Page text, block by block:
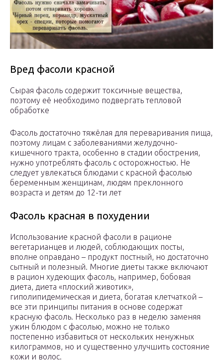
Вред фасоли красной
Сырая фасоль содержит токсичные вещества,
поэтому её необходимо подвергать тепловой
обработке
Фасоль достаточно тяжёлая для переваривания пища,
поэтому лицам с заболеваниями желудочно-
кишечного тракта, особенно в стадии обострения,
нужно употреблять фасоль с осторожностью. Не
следует увлекаться блюдами с красной фасолью
беременным женщинам, людям преклонного
возраста и детям до 12-ти лет
Фасоль красная в похудении
Использование красной фасоли в рационе
вегетарианцев и людей, соблюдающих посты,
вполне оправдано – продукт постный, но достаточно
сытный и полезный. Многие диеты также включают
в рацион худеющих фасоль, например, бобовая
диета, диета «плоский животик»,
гиполипидемическая и диета, богатая клетчаткой –
все эти принципы питания в основе содержат
красную фасоль. Несколько раз в неделю заменяя
ужин блюдом с фасолью, можно не только
постепенно избавиться от нескольких ненужных
килограммов, но и существенно улучшить состояние
кожи и волос.